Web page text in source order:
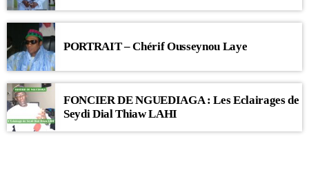
PORTRAIT – Chérif Ousseynou Laye
FONCIER DE NGUEDIAGA : Les Eclairages de
Seydi Dial Thiaw LAHI